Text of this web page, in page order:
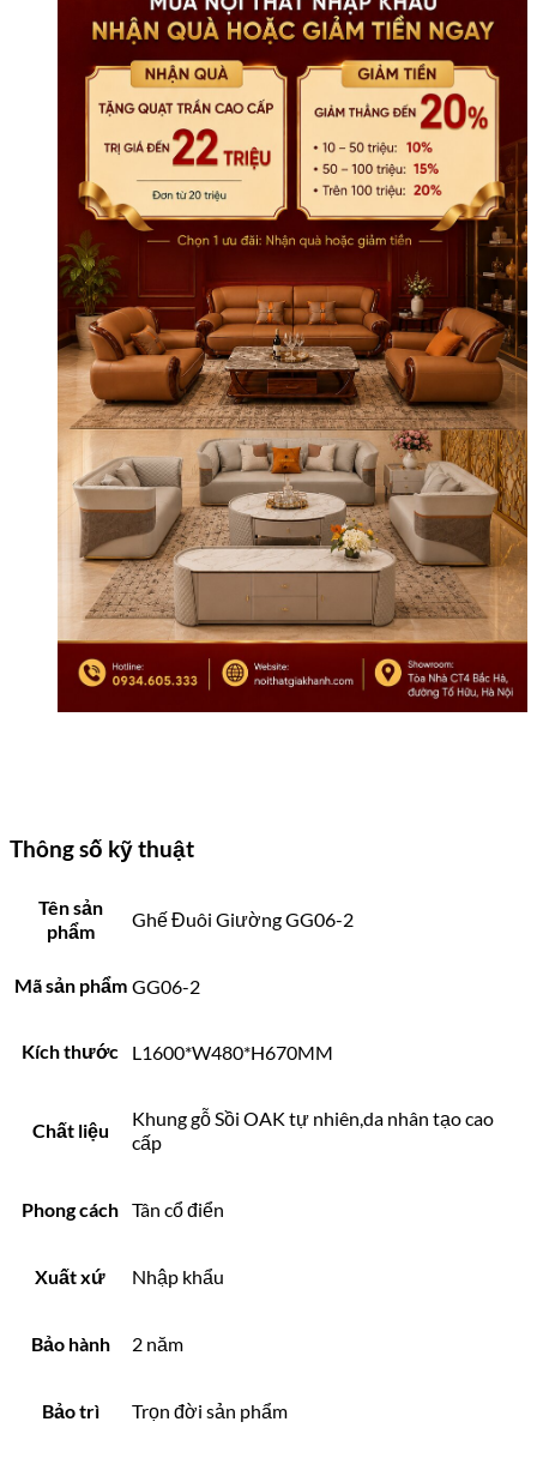
Thông số kỹ thuật
Tên sản
phẩm
Ghế Đuôi Giường GG06-2
Mã sản phẩm GG06-2
Kích thước L1600*W480*H670MM
Chất liệu
Khung gỗ Sồi OAK tự nhiên,da nhân tạo cao
cấp
Phong cách Tân cổ điển
Xuất xứ Nhập khẩu
Bảo hành 2 năm
Bảo trì Trọn đời sản phẩm